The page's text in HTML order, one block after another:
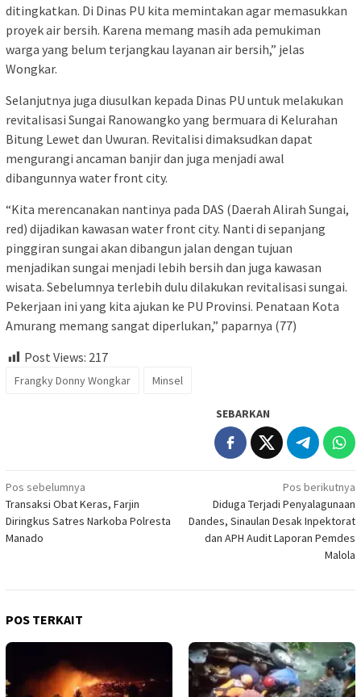
ditingkatkan. Di Dinas PU kita memintakan agar memasukkan
proyek air bersih. Karena memang masih ada pemukiman
warga yang belum terjangkau layanan air bersih,” jelas
Wongkar.
Selanjutnya juga diusulkan kepada Dinas PU untuk melakukan
revitalisasi Sungai Ranowangko yang bermuara di Kelurahan
Bitung Lewet dan Uwuran. Revitalisi dimaksudkan dapat
mengurangi ancaman banjir dan juga menjadi awal
dibangunnya water front city.
“Kita merencanakan nantinya pada DAS (Daerah Alirah Sungai,
red) dijadikan kawasan water front city. Nanti di sepanjang
pinggiran sungai akan dibangun jalan dengan tujuan
menjadikan sungai menjadi lebih bersih dan juga kawasan
wisata. Sebelumnya terlebih dulu dilakukan revitalisasi sungai.
Pekerjaan ini yang kita ajukan ke PU Provinsi. Penataan Kota
Amurang memang sangat diperlukan,” paparnya (77)
Post Views: 217
Frangky Donny Wongkar Minsel
SEBARKAN
Navigasi
pos
Pos sebelumnya
Transaksi Obat Keras, Farjin
Diringkus Satres Narkoba Polresta
Manado
Pos berikutnya
Diduga Terjadi Penyalagunaan
Dandes, Sinaulan Desak Inpektorat
dan APH Audit Laporan Pemdes
Malola
POS TERKAIT